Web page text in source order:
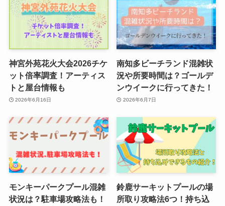
神宮外苑花火大会2026チケ
ット倍率調査！アーティス
トと屋台情報も
2026年6月16日
南知多ビーチランド混雑状
況や所要時間は？ゴールデ
ンウイークに行ってきた！
2026年6月7日
モンキーパークプール混雑
状況は？駐車場攻略法も！
鈴鹿サーキットプールの場
所取り攻略法6つ！持ち込